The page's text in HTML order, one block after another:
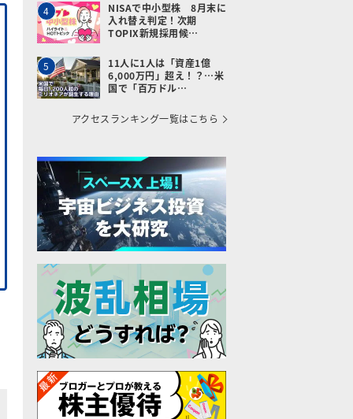
4
NISAで中小型株 8月末に
入れ替え判定！次期
TOPIX新規採用候…
5
11人に1人は「資産1億
6,000万円」超え！？…米
国で「百万ドル…
アクセスランキング一覧はこちら